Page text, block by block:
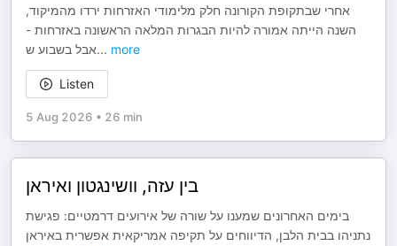
אחרי שבתקופת הקורונה חלק מלימודי האזרחות ירדו מהמיקוד,
השנה הייתה אמורה להיות הבגרות המלאה הראשונה באזרחות -
אבל בשבוע ש... more
Listen
5 Aug 2026 • 26 min
בין עזה, וושינגטון ואיראן
בימים האחרונים שמענו על שורה של אירועים דרמטיים: פגישת
נתניהו בבית הלבן, הדיווחים על תקיפה אמריקאית אפשרית באיראן